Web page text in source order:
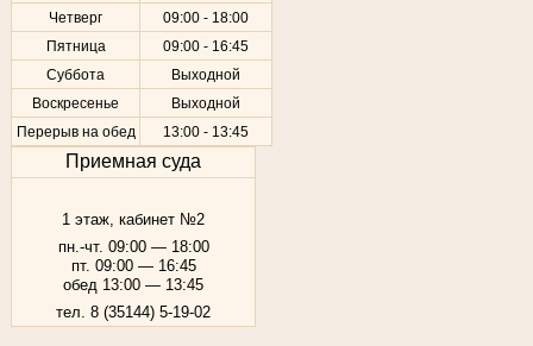
Четверг
09:00 - 18:00
Пятница
09:00 - 16:45
Суббота
Выходной
Воскресенье
Выходной
Перерыв на обед
13:00 - 13:45
Приемная суда
1 этаж, кабинет №2
пн.-чт. 09:00 — 18:00
пт. 09:00 — 16:45
обед 13:00 — 13:45
тел. 8 (35144) 5-19-02